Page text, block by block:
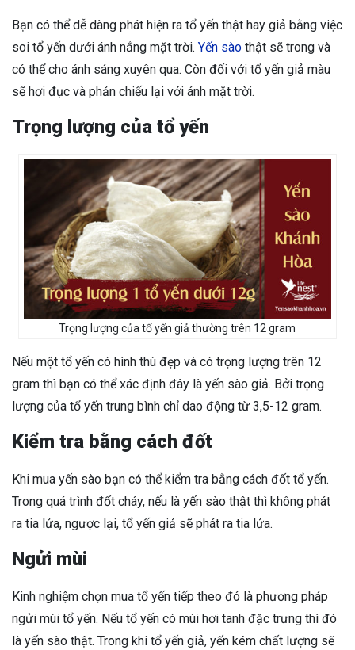
Bạn có thể dễ dàng phát hiện ra tổ yến thật hay giả bằng việc
soi tổ yến dưới ánh nắng mặt trời. Yến sào thật sẽ trong và
có thể cho ánh sáng xuyên qua. Còn đối với tổ yến giả màu
sẽ hơi đục và phản chiếu lại với ánh mặt trời.
Trọng lượng của tổ yến
Trọng lượng của tổ yến giả thường trên 12 gram
Nếu một tổ yến có hình thù đẹp và có trọng lượng trên 12
gram thì bạn có thể xác định đây là yến sào giả. Bởi trọng
lượng của tổ yến trung bình chỉ dao động từ 3,5-12 gram.
Kiểm tra bằng cách đốt
Khi mua yến sào bạn có thể kiểm tra bằng cách đốt tổ yến.
Trong quá trình đốt cháy, nếu là yến sào thật thì không phát
ra tia lửa, ngược lại, tổ yến giả sẽ phát ra tia lửa.
Ngửi mùi
Kinh nghiệm chọn mua tổ yến tiếp theo đó là phương pháp
ngửi mùi tổ yến. Nếu tổ yến có mùi hơi tanh đặc trưng thì đó
là yến sào thật. Trong khi tổ yến giả, yến kém chất lượng sẽ